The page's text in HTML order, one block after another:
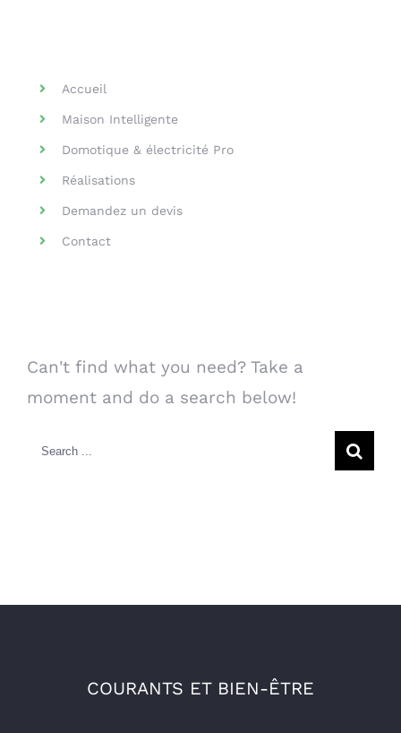
Accueil
Maison Intelligente
Domotique & électricité Pro
Réalisations
Demandez un devis
Contact
Can't find what you need? Take a
moment and do a search below!
Search
COURANTS ET BIEN-ÊTRE